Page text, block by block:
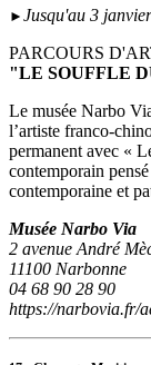
► Jusqu'au 3
PARCOURS
"LE SOUFFLE
Le musée Narbo
l’artiste franco-
permanent avec «
contemporain
contemporaine et
Musée Narbo Via
2 avenue André
11100 Narbonne
04 68 90 28 90
https://narbovia.fr/